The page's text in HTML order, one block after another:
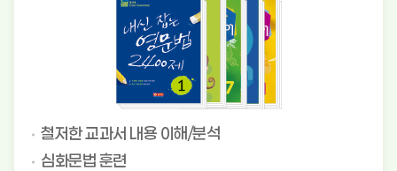
철저한 교과서 내용 이해/분석
심화문법 훈련